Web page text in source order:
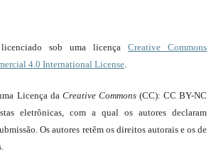
licenciado sob uma licençaCreative Commons
4.0 International License.
Licença da Creative Commons(CC): CC BY-NC
eletrônicas, com a qual os autores declaram
Os autores retêm os direitos autorais e os de